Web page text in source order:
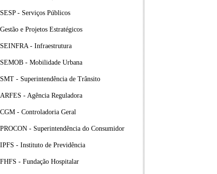
SESP - Serviços Públicos
Gestão e Projetos Estratégicos
SEINFRA - Infraestrutura
SEMOB - Mobilidade Urbana
SMT - Superintendência de Trânsito
ARFES - Agência Reguladora
CGM - Controladoria Geral
PROCON - Superintendência do Consumidor
IPFS - Instituto de Previdência
FHFS - Fundação Hospitalar